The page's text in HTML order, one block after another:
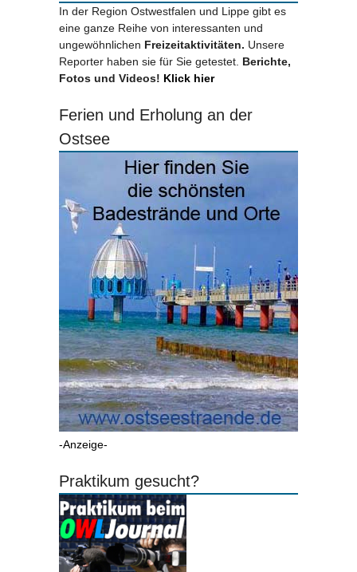
In der Region Ostwestfalen und Lippe gibt es
eine ganze Reihe von interessanten und
ungewöhnlichen Freizeitaktivitäten. Unsere
Reporter haben sie für Sie getestet. Berichte,
Fotos und Videos! Klick hier
Ferien und Erholung an der
Ostsee
-Anzeige-
Praktikum gesucht?